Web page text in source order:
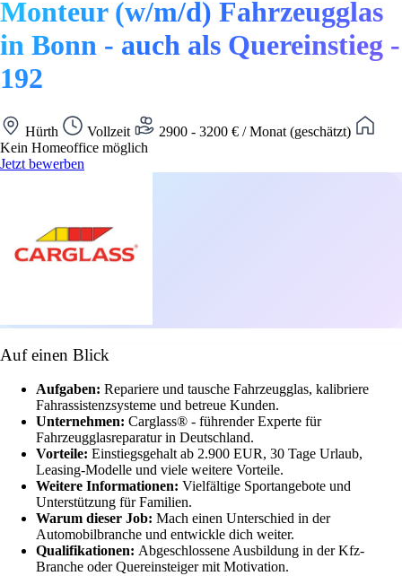
Monteur (w/m/d) Fahrzeugglas
in Bonn - auch als Quereinstieg -
192
Hürth Vollzeit
2900 - 3200 € / Monat (geschätzt)
Kein Homeoffice möglich
Jetzt bewerben
Auf einen Blick
Aufgaben: Repariere und tausche Fahrzeugglas, kalibriere
Fahrassistenzsysteme und betreue Kunden.
Unternehmen: Carglass® - führender Experte für
Fahrzeugglasreparatur in Deutschland.
Vorteile: Einstiegsgehalt ab 2.900 EUR, 30 Tage Urlaub,
Leasing-Modelle und viele weitere Vorteile.
Weitere Informationen: Vielfältige Sportangebote und
Unterstützung für Familien.
Warum dieser Job: Mach einen Unterschied in der
Automobilbranche und entwickle dich weiter.
Qualifikationen: Abgeschlossene Ausbildung in der Kfz-
Branche oder Quereinsteiger mit Motivation.